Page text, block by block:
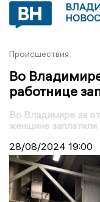
Происшествия
Во
работнице
Во Владимире за
женщине
28/08/2024 19:00